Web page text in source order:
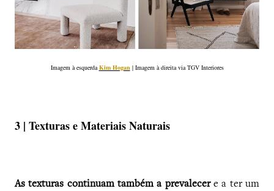
Imagem à esquerdaKim Hogan| Imagem à direita via TGV Interiores
3 | Texturas e Materiais Naturais
As texturas continuam também a prevalecer e a ter um